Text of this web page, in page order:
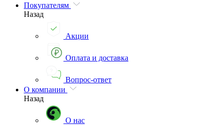
Покупателям
Назад
Акции
Оплата и доставка
Вопрос-ответ
О компании
Назад
О нас